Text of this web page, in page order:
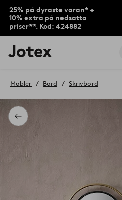
25% på dyraste varan* +
10% extra på nedsatta
priser**. Kod: 424882
Jotex
logotyp
till
Tillbaka
Möbler Bord Skrivbord